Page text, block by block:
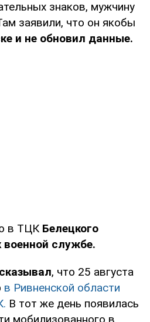
знаков, мужчину
заявили, что он якобы
и не обновил данные.
в ТЦК Белецкого
службе.
, что 25 августа
в Ривненской области
В тот же день появилась